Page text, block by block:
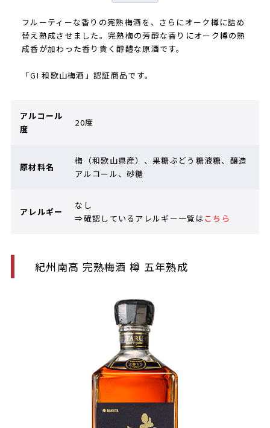
フルーティーな香りの完熟梅酒を、さらにオーク樽に詰め
替え熟成させました。完熟梅の芳醇な香りにオーク樽の熟
成香が加わった香り貴く醇醴な原酒です。
「GI 和歌山梅酒」認証商品です。
アルコール
度
20度
原材料名
梅（和歌山県産）、果糖ぶどう糖液糖、醸造
アルコール、砂糖
アレルギー
なし
⇒確認しているアレルギー一覧は こちら
紀州南高 完熟梅酒 樽 五年熟成